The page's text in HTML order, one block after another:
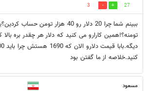
27
3
تومنه؟!همین کارارو می کنید که دلار هر چقدر بره
کنید.خلاصه از ما گفتن بود
مسعود